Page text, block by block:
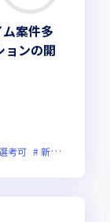
案件多
ョンの開
考可 新規立ち上げ